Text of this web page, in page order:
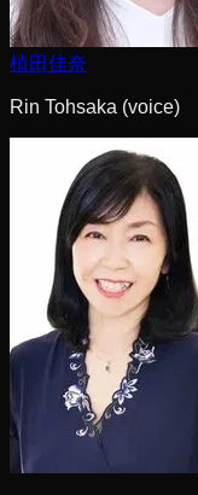
植田佳奈
Rin Tohsaka (voice)